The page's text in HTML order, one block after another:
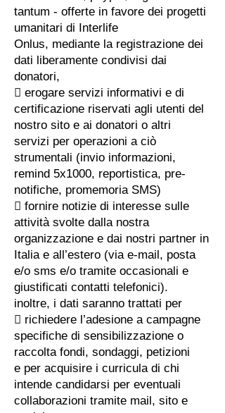
tantum - offerte in favore dei progetti
umanitari di Interlife
Onlus, mediante la registrazione dei
dati liberamente condivisi dai
donatori,
 erogare servizi informativi e di
certificazione riservati agli utenti del
nostro sito e ai donatori o altri
servizi per operazioni a ciò
strumentali (invio informazioni,
remind 5x1000, reportistica, pre-
notifiche, promemoria SMS)
 fornire notizie di interesse sulle
attività svolte dalla nostra
organizzazione e dai nostri partner in
Italia e all’estero (via e-mail, posta
e/o sms e/o tramite occasionali e
giustificati contatti telefonici).
inoltre, i dati saranno trattati per
 richiedere l’adesione a campagne
specifiche di sensibilizzazione o
raccolta fondi, sondaggi, petizioni
e per acquisire i curricula di chi
intende candidarsi per eventuali
collaborazioni tramite mail, sito e